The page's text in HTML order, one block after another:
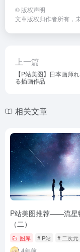
© 版权声明
文章版权归作者所有，
上一篇
【P站美图】日本画师
る插画作品
相关文章
P站美图推荐——流星
（二）
图库 # P站 # 二次元
4年前